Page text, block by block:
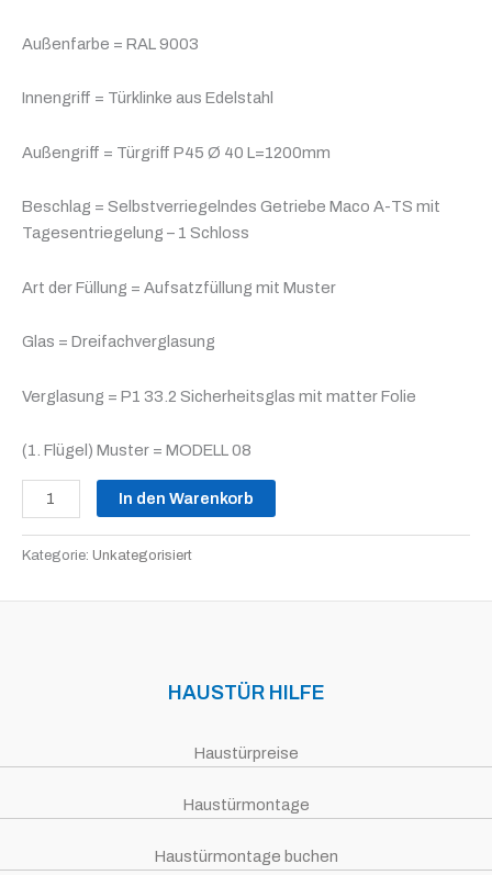
Außenfarbe = RAL 9003
Innengriff = Türklinke aus Edelstahl
Außengriff = Türgriff P45 Ø 40 L=1200mm
Beschlag = Selbstverriegelndes Getriebe Maco A-TS mit
Tagesentriegelung – 1 Schloss
Art der Füllung = Aufsatzfüllung mit Muster
Glas = Dreifachverglasung
Verglasung = P1 33.2 Sicherheitsglas mit matter Folie
(1. Flügel) Muster = MODELL 08
In den Warenkorb
Kategorie: Unkategorisiert
HAUSTÜR HILFE
Haustürpreise
Haustürmontage
Haustürmontage buchen